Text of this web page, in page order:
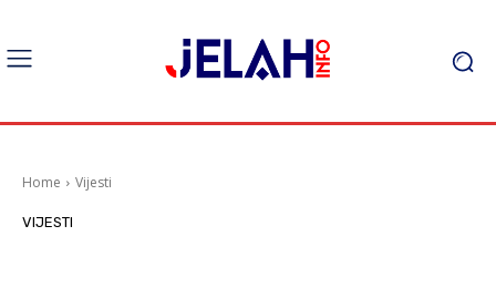
Home Vijesti
VIJESTI